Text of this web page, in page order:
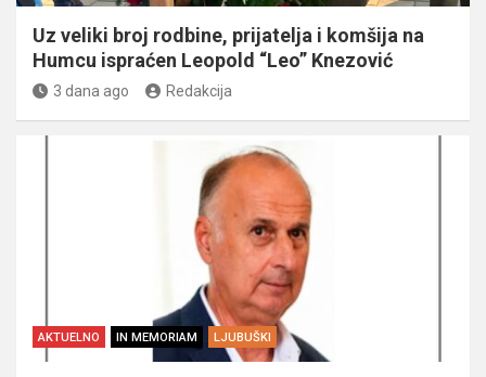
Uz veliki broj rodbine, prijatelja i komšija na
Humcu ispraćen Leopold “Leo” Knezović
3 dana ago Redakcija
AKTUELNO IN MEMORIAM LJUBUŠKI